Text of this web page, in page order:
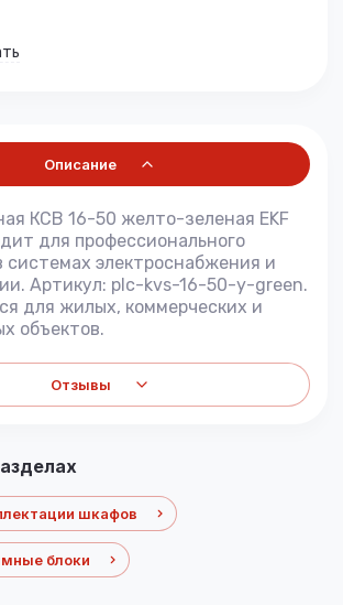
Описание
КСВ 16-50 желто-зеленая EKF
для профессионального
системах электроснабжения и
Артикул: plc-kvs-16-50-y-green.
для жилых, коммерческих и
объектов.
Отзывы
шкафов
блоки